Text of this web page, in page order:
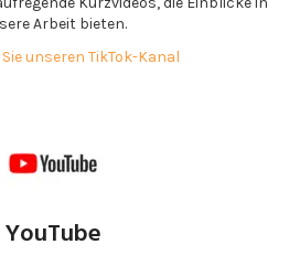
Arbeit bieten.
unseren TikTok-Kanal
YouTube